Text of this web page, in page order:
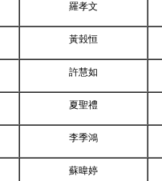
羅孝文
黃瑴恒
許慧如
夏聖禮
李季鴻
蘇暐婷